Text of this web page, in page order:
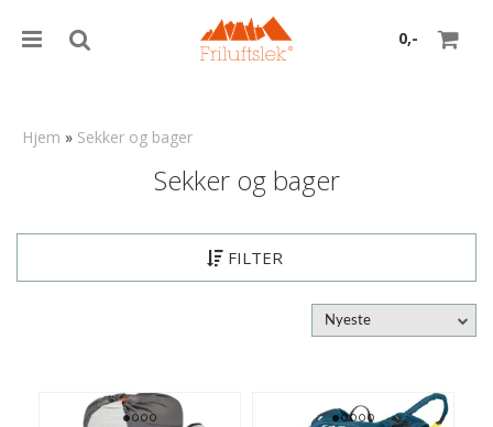
0,-
Hjem » Sekker og bager
Sekker og bager
FILTER
Nyeste